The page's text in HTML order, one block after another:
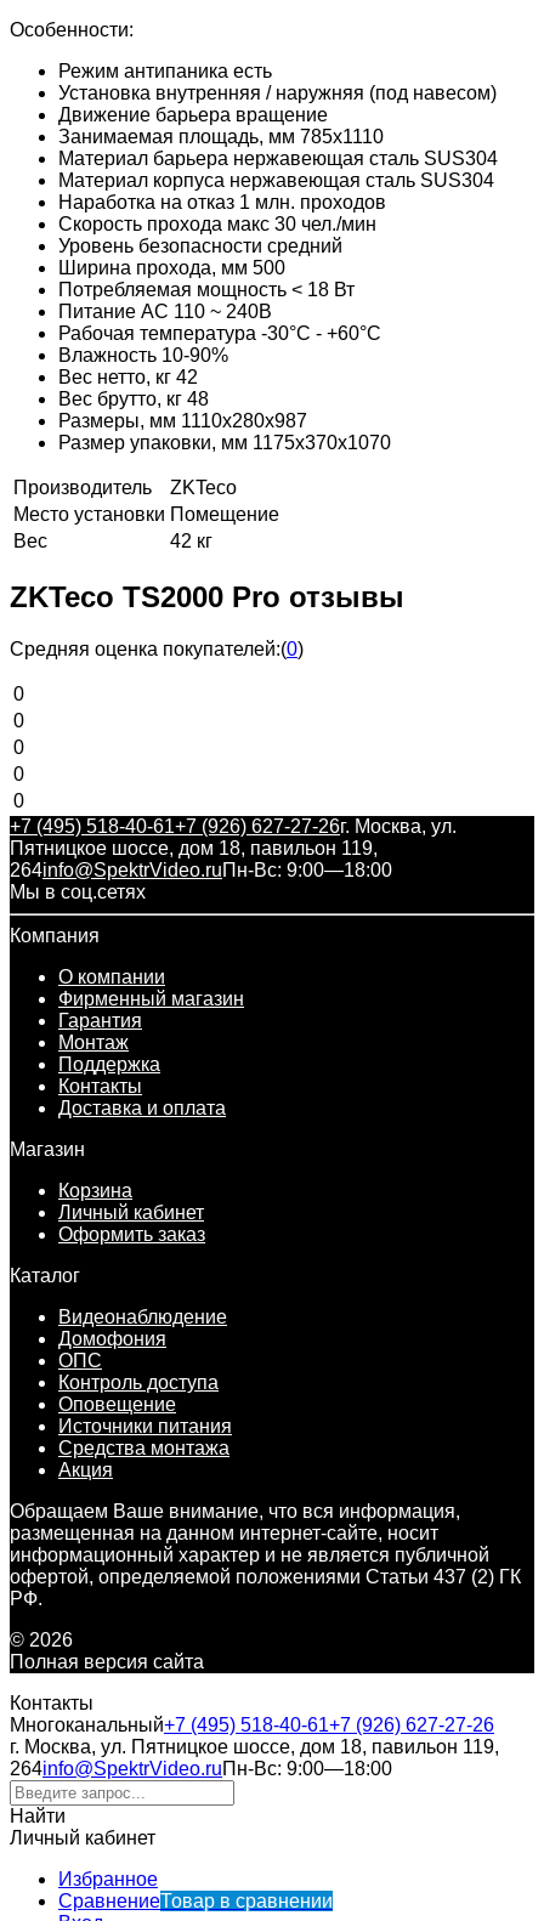
Особенности:
Режим антипаника есть
Установка внутренняя / наружняя (под навесом)
Движение барьера вращение
Занимаемая площадь, мм 785х1110
Материал барьера нержавеющая сталь SUS304
Материал корпуса нержавеющая сталь SUS304
Наработка на отказ 1 млн. проходов
Скорость прохода макс 30 чел./мин
Уровень безопасности средний
Ширина прохода, мм 500
Потребляемая мощность < 18 Вт
Питание AC 110 ~ 240В
Рабочая температура -30°C - +60°C
Влажность 10-90%
Вес нетто, кг 42
Вес брутто, кг 48
Размеры, мм 1110х280х987
Размер упаковки, мм 1175х370х1070
Производитель
ZKTeco
Место установки Помещение
Вес
42 кг
ZKTeco TS2000 Pro отзывы
Средняя оценка покупателей:(0)
0
0
0
0
0
+7 (495) 518-40-61+7 (926) 627-27-26г. Москва, ул.
Пятницкое шоссе, дом 18, павильон 119,
264info@SpektrVideo.ruПн-Вс: 9:00—18:00
Мы в соц.сетях
Компания
О компании
Фирменный магазин
Гарантия
Монтаж
Поддержка
Контакты
Доставка и оплата
Магазин
Корзина
Личный кабинет
Оформить заказ
Каталог
Видеонаблюдение
Домофония
ОПС
Контроль доступа
Оповещение
Источники питания
Средства монтажа
Акция
Обращаем Ваше внимание, что вся информация,
размещенная на данном интернет-сайте, носит
информационный характер и не является публичной
офертой, определяемой положениями Статьи 437 (2) ГК
РФ.
© 2026
Полная версия сайта
Контакты
Многоканальный+7 (495) 518-40-61+7 (926) 627-27-26
г. Москва, ул. Пятницкое шоссе, дом 18, павильон 119,
264info@SpektrVideo.ruПн-Вс: 9:00—18:00
Найти
Личный кабинет
Избранное
СравнениеТовар в сравнении